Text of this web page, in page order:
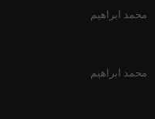
محمد ابراهيم
محمد ابراهيم